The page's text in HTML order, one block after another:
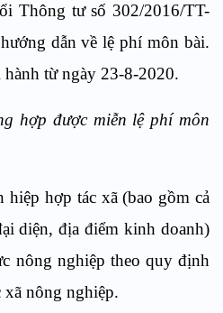
Thông tư số 302/2016/TT-
dẫn về lệ phí môn bài.
từ ngày 23-8-2020.
hợp được miễn lệ phí môn
hiệp hợp tác xã (bao gồm cả
diện, địa điểm kinh doanh)
nông nghiệp theo quy định
xã nông nghiệp.